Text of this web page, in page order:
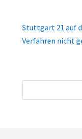
Stuttgart 21 auf
Verfahren nicht